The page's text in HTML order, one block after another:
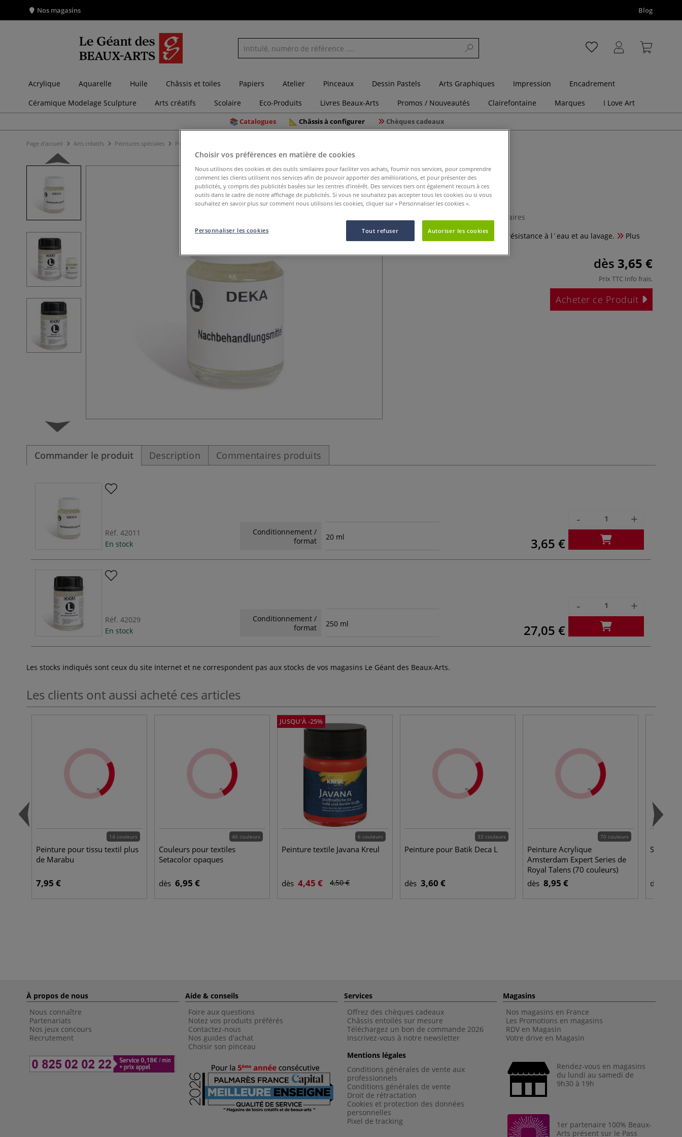
Nos magasins Blog
Acrylique Aquarelle Huile Châssis et toiles Papiers Atelier Pinceaux Dessin Pastels Arts Graphiques Impression
Encadrement
Céramique Modelage Sculpture
Arts créatifs Scolaire Eco-Produits Livres Beaux-Arts Promos / Nouveautés Clairefontaine Marques I Love Art
Catalogues Châssis à configurer Chèques cadeaux
Page d'accueil Arts créatifs Peintures spéciales Peintures sur soie
Adoucisseur L
0 Commentaires
Adoucisseur L pour améliorer la résistance à l´eau et au lavage.
Plus
dès 3,65 €
Prix TTC Info frais.
Acheter ce Produit
Commander le produit Description Commentaires produits
Réf. 42011
En stock
Conditionnement /
format
20 ml 3,65 €
- +
Réf. 42029
En stock
Conditionnement /
format
250 ml 27,05 €
- +
Les stocks indiqués sont ceux du site Internet et ne correspondent pas aux stocks de vos magasins Le Géant des Beaux-Arts.
Les clients ont aussi acheté ces articles
14 couleurs
Peinture pour tissu textil plus
de Marabu
7,95 €
46 couleurs
Couleurs pour textiles
Setacolor opaques
dès 6,95 €
JUSQU'À -25%
6 couleurs
Peinture textile Javana Kreul
dès 4,45 € 4,50 €
33 couleurs
Peinture pour Batik Deca L
dès 3,60 €
70 couleurs
Peinture Acrylique
Amsterdam Expert Series de
Royal Talens (70 couleurs)
dès 8,95 €
Soie
dès
À propos de nous
Nous connaître
Partenariats
Nos jeux concours
Recrutement
Aide & conseils
Foire aux questions
Notez vos produits préférés
Contactez-nous
Nos guides d'achat
Choisir son pinceau
Services
Offrez des chèques cadeaux
Châssis entoilés sur mesure
Téléchargez un bon de commande 2026
Inscrivez-vous à notre newsletter
Mentions légales
Conditions générales de vente aux
professionnels
Conditions générales de vente
Droit de rétractation
Cookies et protection des données
personnelles
Pixel de tracking
Magasins
Nos magasins en France
Les Promotions en magasins
RDV en Magasin
Votre drive en Magasin
Rendez-vous en magasins
du lundi au samedi de
9h30 à 19h
1er partenaire 100% Beaux-
Arts présent sur le Pass
Choisir vos préférences en matière de cookies
Nous utilisons des cookies et des outils similaires pour faciliter vos achats, fournir nos services, pour comprendre
comment les clients utilisent nos services afin de pouvoir apporter des améliorations, et pour présenter des
publicités, y compris des publicités basées sur les centres d’intérêt. Des services tiers ont également recours à ces
outils dans le cadre de notre affichage de publicités. Si vous ne souhaitez pas accepter tous les cookies ou si vous
souhaitez en savoir plus sur comment nous utilisons les cookies, cliquer sur « Personnaliser les cookies ».
Tout refuser Autoriser les cookies
Personnaliser les cookies